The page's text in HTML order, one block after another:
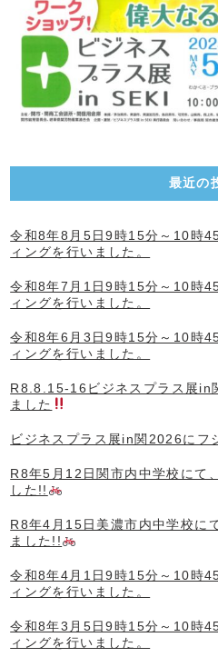
最近の
令和8年8月5日9時15分～10時
ィングを行いました。
令和8年7月1日9時15分～10時
ィングを行いました。
令和8年6月3日9時15分～10時
ィングを行いました。
R8.8.15-16ビジネスプラス展in
ました
ビジネスプラス展in関2026にフ
R8年5月12日関市内中学校にて
した!!
R8年4月15日美濃市内中学校に
ました!!
令和8年4月1日9時15分～10時
ィングを行いました。
令和8年3月5日9時15分～10時
ィングを行いました。